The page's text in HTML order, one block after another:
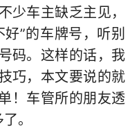
少车主缺乏主见，
”的车牌号，听别
码。这样的话，我
巧，本文要说的就
！车管所的朋友透
。